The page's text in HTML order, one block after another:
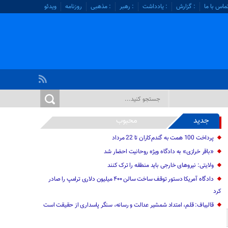
با ما : گزارش : یادداشت : رهبر : مذهبی روزنامه ویدئو
جدید محبوب
پرداخت 100 همت به گندم‌کاران تا 22 مرداد
«باقر خرازی» به دادگاه ویژه روحانیت احضار شد
ولایتی: نیرو‌های خارجی باید منطقه را ترک کنند
دادگاه آمریکا دستور توقف ساخت سالن ۴۰۰ میلیون دلاری ترامپ را صادر
کرد
قالیباف: قلم، امتداد شمشیر عدالت و رسانه، سنگر پاسداری از حقیقت است